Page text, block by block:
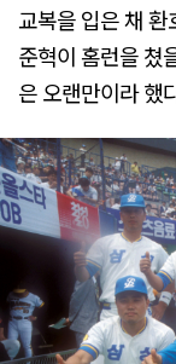
교복을 입은 채
준혁이 홈런을 쳤
은 오랜만이라 했